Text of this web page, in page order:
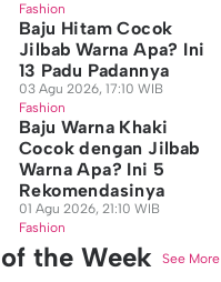
Fashion
Baju Hitam Cocok
Jilbab Warna Apa? Ini
13 Padu Padannya
03 Agu 2026, 17:10 WIB
Fashion
Baju Warna Khaki
Cocok dengan Jilbab
Warna Apa? Ini 5
Rekomendasinya
01 Agu 2026, 21:10 WIB
Fashion
the Week See More